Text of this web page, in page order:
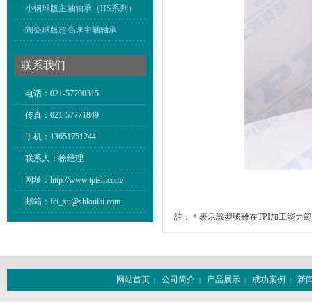
小钢球版主轴轴承（HS系列）
陶瓷球版超高速主轴轴承
联系我们
电话：021-57700315
传真：021-57771849
手机：13651751244
联系人：徐经理
网址：http://www.tpish.com/
邮箱：fei_xu@shkuilai.com
註：＊表示該型號雖在TPI加工能力
网站首页 | 公司简介 | 产品展示 | 成功案例 | 新